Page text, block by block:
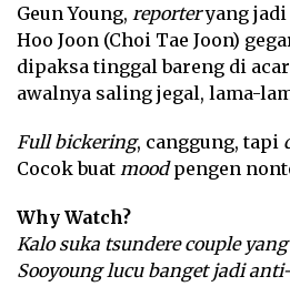
Geun Young, reporteryang jadi
Hoo Joon (Choi Tae Joon)
dipaksa tinggal bareng di
awalnya saling jegal, lama-
Full bickering, canggung, tapi
Cocok buat moodpengen
Why Watch?
Kalo suka tsundere couple
Sooyoung lucu banget jadi